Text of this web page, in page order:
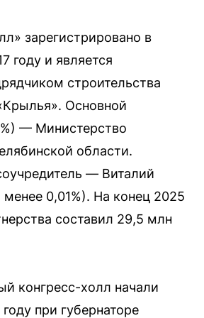
зарегистрировано в
году и является
строительства
Основной
— Министерство
области.
— Виталий
0,01%). На конец 2025
составил 29,5 млн
конгресс-холл начали
при губернаторе